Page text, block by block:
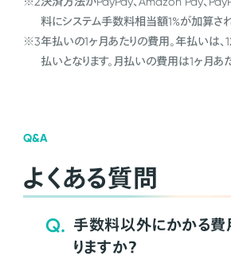
料にシステム手数料相当額1%が加算され
※3年払いの1ヶ月あたりの費用。年払いは、
払いとなります。月払いの費用は1ヶ月あ
Q&A
よくある質問
Q. 手数料以外にかかる費
りますか？